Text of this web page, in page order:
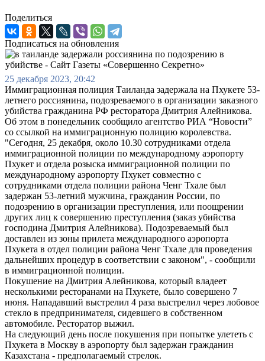
Поделиться
Подписаться на обновления
25 декабря 2023, 20:42
Иммиграционная полиция Таиланда задержала на Пхукете 53-
летнего россиянина, подозреваемого в организации заказного
убийства гражданина РФ ресторатора Дмитрия Алейникова.
Об этом в понедельник сообщило агентство РИА “Новости”
со ссылкой на иммиграционную полицию королевства.
"Сегодня, 25 декабря, около 10.30 сотрудниками отдела
иммиграционной полиции по международному аэропорту
Пхукет и отдела розыска иммиграционной полиции по
международному аэропорту Пхукет совместно с
сотрудниками отдела полиции района Ченг Тхале был
задержан 53-летний мужчина, гражданин России, по
подозрению в организации преступления, или поощрении
других лиц к совершению преступления (заказ убийства
господина Дмитрия Алейникова). Подозреваемый был
доставлен из зоны прилета международного аэропорта
Пхукета в отдел полиции района Ченг Тхале для проведения
дальнейших процедур в соответствии с законом", - сообщили
в иммиграционной полиции.
Покушение на Дмитрия Алейникова, который владеет
несколькими ресторанами на Пхукете, было совершено 7
июня. Нападавший выстрелил 4 раза выстрелил через лобовое
стекло в предпринимателя, сидевшего в собственном
автомобиле. Ресторатор выжил.
На следующий день после покушения при попытке улететь с
Пхукета в Москву в аэропорту был задержан гражданин
Казахстана - предполагаемый стрелок.